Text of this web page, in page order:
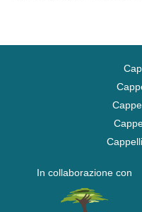
In collaborazione con